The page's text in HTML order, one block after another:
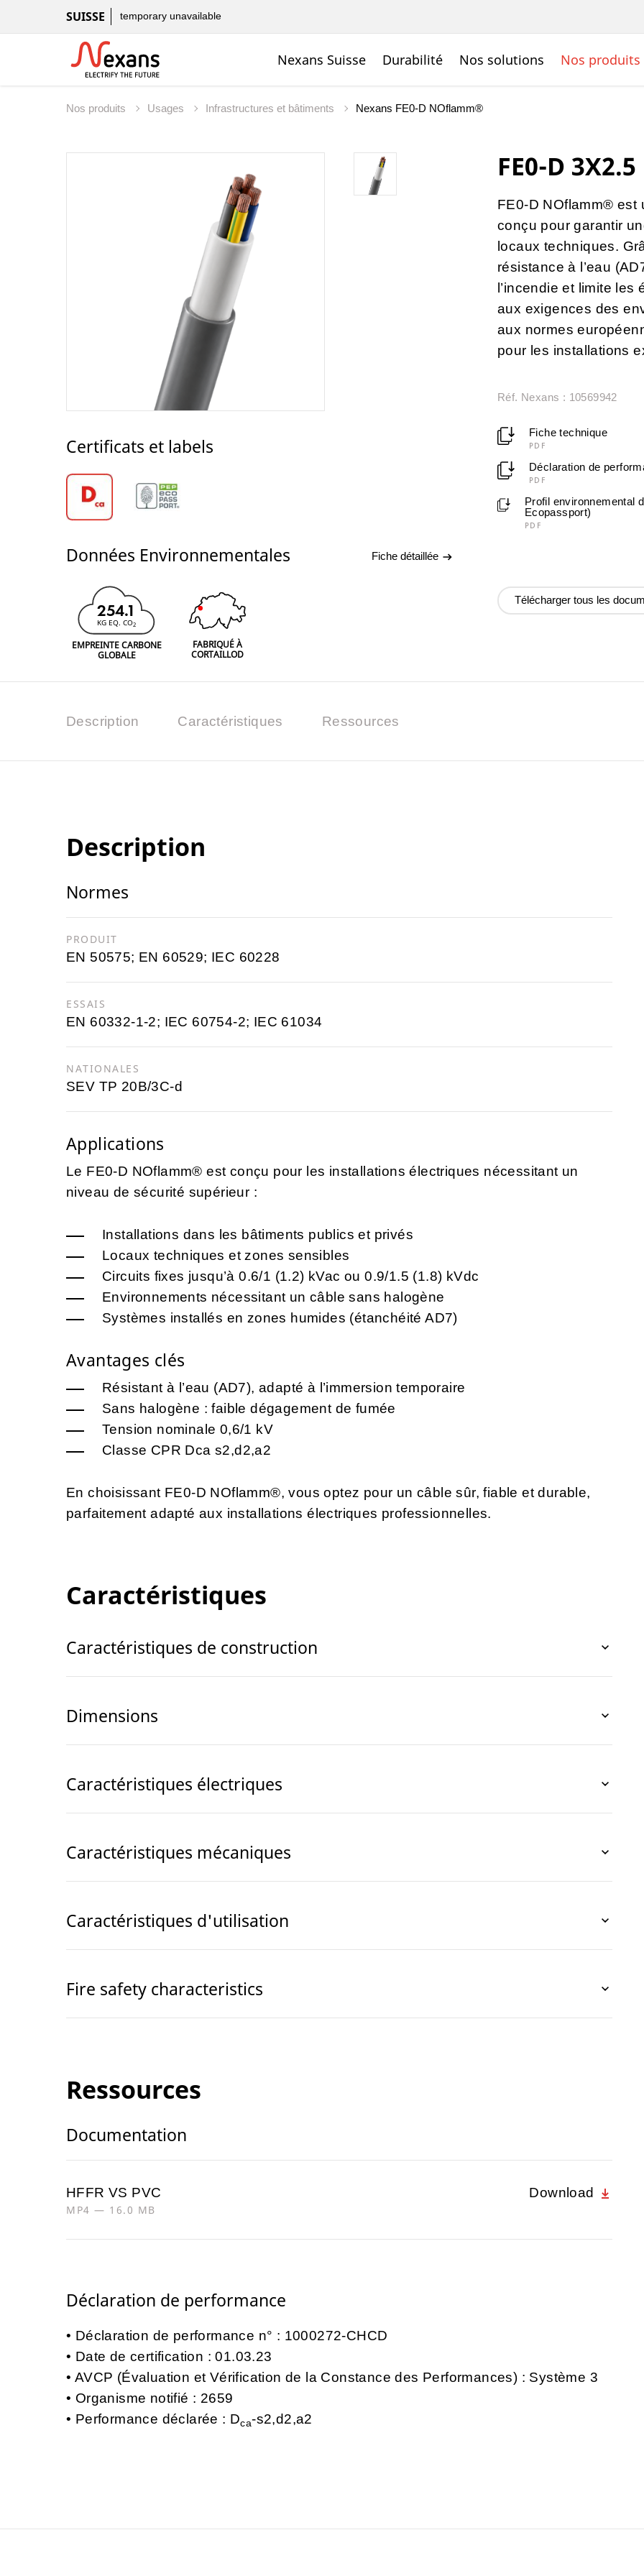
SUISSE temporary unavailable
Nexans Suisse Durabilité Nos solutions Nos produits
Nos produits Usages Infrastructures et bâtiments Nexans FE0-D NOflamm®
Certificats et labels
Données Environnementales Fiche détaillée
254.1
KG EQ. CO2
EMPREINTE CARBONE
GLOBALE
FABRIQUÉ À
CORTAILLOD
FE0-D
FE0-D NOflamm® est
conçu pour garantir
locaux techniques.
résistance à l’eau
l’incendie et limite
aux exigences des
aux normes
pour les installations
Réf. Nexans : 10569942
Fiche technique
PDF
Déclaration de
PDF
Profil environnemental
Ecopassport)
PDF
Télécharger tous les
Description Caractéristiques Ressources
Description
Normes
PRODUIT
EN 50575; EN 60529; IEC 60228
ESSAIS
EN 60332-1-2; IEC 60754-2; IEC 61034
NATIONALES
SEV TP 20B/3C-d
Applications
Le FE0-D NOflamm® est conçu pour les installations électriques nécessitant un
niveau de sécurité supérieur :
Installations dans les bâtiments publics et privés
Locaux techniques et zones sensibles
Circuits fixes jusqu’à0.6/1 (1.2) kVac ou0.9/1.5 (1.8) kVdc
Environnements nécessitant un câble sans halogène
Systèmes installés en zones humides (étanchéité AD7)
Avantages clés
Résistant à l’eau (AD7), adapté à l’immersion temporaire
Sans halogène : faible dégagement de fumée
Tension nominale 0,6/1 kV
Classe CPR Dca s2,d2,a2
En choisissant FE0-D NOflamm®, vous optez pour un câble sûr, fiable et durable,
parfaitement adapté aux installations électriques professionnelles.
Caractéristiques
Caractéristiques de construction
Dimensions
Caractéristiques électriques
Caractéristiques mécaniques
Caractéristiques d'utilisation
Fire safety characteristics
Ressources
Documentation
HFFR VS PVC
MP4 — 16.0 MB
Download
Déclaration de performance
Déclaration de performance n° : 1000272-CHCD
Date de certification : 01.03.23
AVCP (Évaluation et Vérification de la Constance des Performances) : Système 3
Organisme notifié : 2659
Performance déclarée : Dca-s2,d2,a2